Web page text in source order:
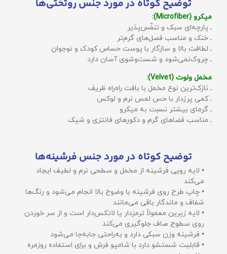
توضیح کوتاه در مورد جنس روتختی‌ها
میکرو (Microfiber):
ـ پارچه‌ای سبک و تنفّس‌پذیر
ـ خنک و مناسب فصل‌های گرم‌تر
ـ لطافت بالا و سازگار با پوست حساس کودک و نوجوان
ـ چروک‌نمی‌شود و شست‌وشوی آسان دارد
مخمل ولوت (Velvet):
ـ نازک‌ترین نوع مخمل با بافت راه‌راه ظریف
ـ کمی پرزدار با حس لمس نرم و لوکس
ـ گرمای بیشتر نسبت به میکرو
ـ مناسب فضاهای گرم و دکورهای فانتزی و شیک
توضیح کوتاه در مورد جنس فرشینه‌ها
• لایه رویی فرشینه از مخمل و سطحی نرم و لطیف ایجاد
می‌کند
• چاپ طرح روی فرشینه با وضوح بالا انجام می‌شود و رنگ‌ها
شفاف و ماندگار باقی می‌مانند
• لایه زیرین معمولاً ترمزدار یا لاتکس‌دار است و از سر خوردن
روی سطوح صاف جلوگیری می‌کند
• فرشینه وزن سبکی دارد و به‌راحتی جابه‌جا می‌شود
• قابلیت شستشو دارد با شامپو فرش و برای استفاده روزمره